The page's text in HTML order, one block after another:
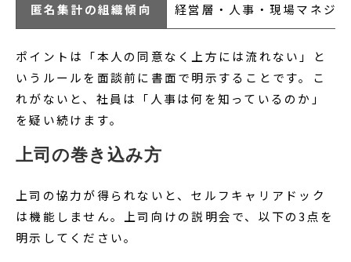
匿名集計の組織傾向 経営層・人事・現場マネジ
ポイントは「本人の同意なく上方には流れない」と
いうルールを面談前に書面で明示することです。こ
れがないと、社員は「人事は何を知っているのか」
を疑い続けます。
上司の巻き込み方
上司の協力が得られないと、セルフキャリアドック
は機能しません。上司向けの説明会で、以下の3点を
明示してください。